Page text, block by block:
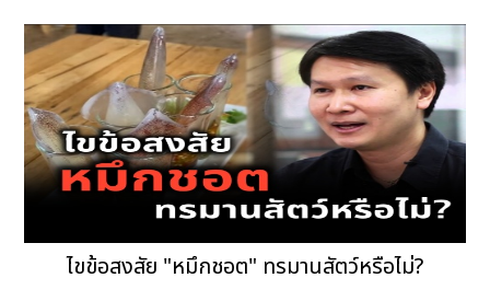
ไขข้อสงสัย "หมึกชอต" ทรมานสัตว์หรือไม่?